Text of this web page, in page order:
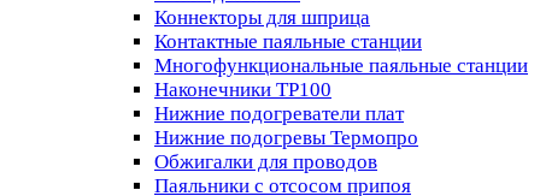
Коннекторы для шприца
Контактные паяльные станции
Многофункциональные паяльные станции
Наконечники TP100
Нижние подогреватели плат
Нижние подогревы Термопро
Обжигалки для проводов
Паяльники с отсосом припоя